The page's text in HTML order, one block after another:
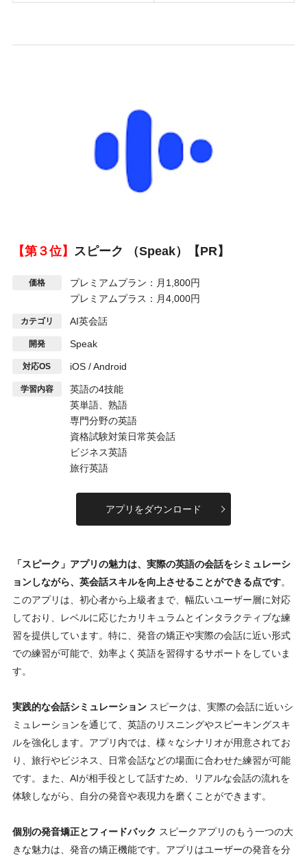
【第３位】 スピーク （Speak）【PR】
価格
プレミアムプラン：月1,800円
プレミアムプラス：月4,000円
カテゴリ AI英会話
開発 Speak
対応OS iOS / Android
学習内容
英語の4技能
英単語、熟語
専門分野の英語
資格試験対策日常英会話
ビジネス英語
旅行英語
アプリをダウンロード
「スピーク」アプリの魅力は、実際の英語の会話をシミュレーシ
ョンしながら、英会話スキルを向上させることができる点です。
このアプリは、初心者から上級者まで、幅広いユーザー層に対応
しており、レベルに応じたカリキュラムとインタラクティブな練
習を提供しています。特に、発音の矯正や実際の会話に近い形式
での練習が可能で、効率よく英語を習得するサポートをしていま
す。
実践的な会話シミュレーションスピークは、実際の会話に近いシ
ミュレーションを通じて、英語のリスニングやスピーキングスキ
ルを強化します。アプリ内では、様々なシナリオが用意されてお
り、旅行やビジネス、日常会話などの場面に合わせた練習が可能
です。また、AIが相手役として話すため、リアルな会話の流れを
体験しながら、自分の発音や表現力を磨くことができます。
個別の発音矯正とフィードバック スピークアプリのもう一つの大
きな魅力は、発音の矯正機能です。アプリはユーザーの発音を分